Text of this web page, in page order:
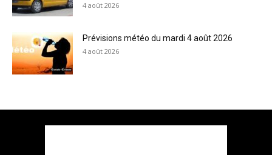
4 août 2026
Prévisions météo du mardi 4 août 2026
4 août 2026